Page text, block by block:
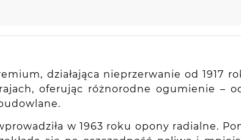
działająca nieprzerwanie od 1917
oferując różnorodne ogumienie –
w 1963 roku opony radialne.